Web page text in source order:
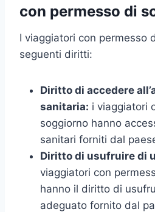
con permesso di
I viaggiatori con permesso
seguenti diritti:
Diritto di accedere
sanitaria: i viaggiatori
soggiorno hanno
sanitari forniti dal
Diritto di usufruire di
viaggiatori con
hanno il diritto di
adeguato fornito dal